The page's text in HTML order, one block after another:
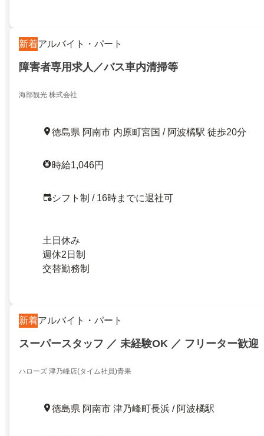
新着アルバイト・パート
障害者専用求人／バス車内清掃等
海部観光 株式会社
徳島県 阿南市 内原町宮国 / 阿波橘駅 徒歩20分
時給1,046円
シフト制 / 16時までに退社可
土日休み
週休2日制
交替勤務制
新着アルバイト・パート
スーパースタッフ ／ 未経験OK ／ フリーター歓迎
ハローズ 津乃峰店(タイム社員)青果
徳島県 阿南市 津乃峰町長浜 / 阿波橘駅